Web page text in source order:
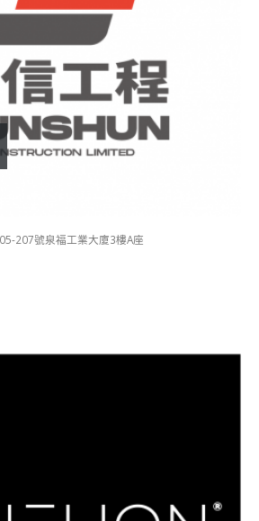
207號泉福工業大廈3樓A座